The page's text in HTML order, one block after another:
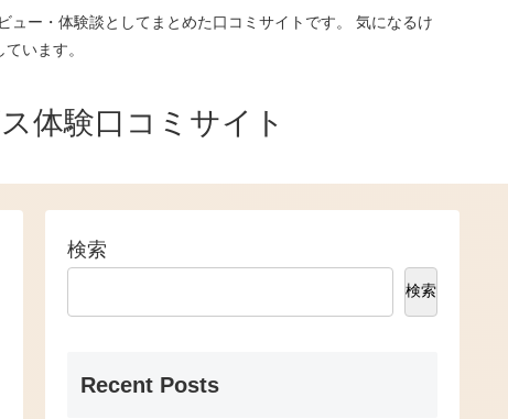
ュー・体験談としてまとめた口コミサイトです。 気になるけ
います。
体験口コミサイト
検索
検索
Recent Posts